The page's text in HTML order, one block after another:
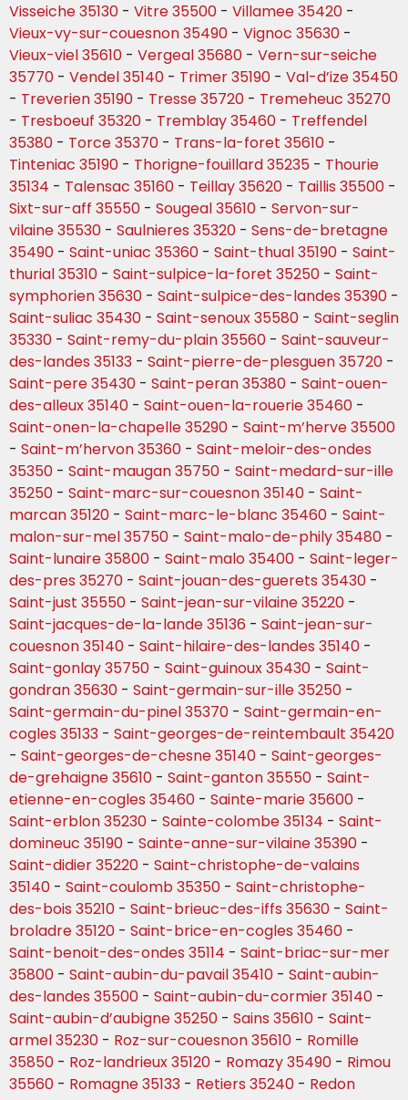
Visseiche 35130 - Vitre 35500 - Villamee 35420 -
Vieux-vy-sur-couesnon 35490 - Vignoc 35630 -
Vieux-viel 35610 - Vergeal 35680 - Vern-sur-seiche
35770 - Vendel 35140 - Trimer 35190 - Val-d’ize 35450
- Treverien 35190 - Tresse 35720 - Tremeheuc 35270
- Tresboeuf 35320 - Tremblay 35460 - Treffendel
35380 - Torce 35370 - Trans-la-foret 35610 -
Tinteniac 35190 - Thorigne-fouillard 35235 - Thourie
35134 - Talensac 35160 - Teillay 35620 - Taillis 35500 -
Sixt-sur-aff 35550 - Sougeal 35610 - Servon-sur-
vilaine 35530 - Saulnieres 35320 - Sens-de-bretagne
35490 - Saint-uniac 35360 - Saint-thual 35190 - Saint-
thurial 35310 - Saint-sulpice-la-foret 35250 - Saint-
symphorien 35630 - Saint-sulpice-des-landes 35390 -
Saint-suliac 35430 - Saint-senoux 35580 - Saint-seglin
35330 - Saint-remy-du-plain 35560 - Saint-sauveur-
des-landes 35133 - Saint-pierre-de-plesguen 35720 -
Saint-pere 35430 - Saint-peran 35380 - Saint-ouen-
des-alleux 35140 - Saint-ouen-la-rouerie 35460 -
Saint-onen-la-chapelle 35290 - Saint-m’herve 35500
- Saint-m’hervon 35360 - Saint-meloir-des-ondes
35350 - Saint-maugan 35750 - Saint-medard-sur-ille
35250 - Saint-marc-sur-couesnon 35140 - Saint-
marcan 35120 - Saint-marc-le-blanc 35460 - Saint-
malon-sur-mel 35750 - Saint-malo-de-phily 35480 -
Saint-lunaire 35800 - Saint-malo 35400 - Saint-leger-
des-pres 35270 - Saint-jouan-des-guerets 35430 -
Saint-just 35550 - Saint-jean-sur-vilaine 35220 -
Saint-jacques-de-la-lande 35136 - Saint-jean-sur-
couesnon 35140 - Saint-hilaire-des-landes 35140 -
Saint-gonlay 35750 - Saint-guinoux 35430 - Saint-
gondran 35630 - Saint-germain-sur-ille 35250 -
Saint-germain-du-pinel 35370 - Saint-germain-en-
cogles 35133 - Saint-georges-de-reintembault 35420
- Saint-georges-de-chesne 35140 - Saint-georges-
de-grehaigne 35610 - Saint-ganton 35550 - Saint-
etienne-en-cogles 35460 - Sainte-marie 35600 -
Saint-erblon 35230 - Sainte-colombe 35134 - Saint-
domineuc 35190 - Sainte-anne-sur-vilaine 35390 -
Saint-didier 35220 - Saint-christophe-de-valains
35140 - Saint-coulomb 35350 - Saint-christophe-
des-bois 35210 - Saint-brieuc-des-iffs 35630 - Saint-
broladre 35120 - Saint-brice-en-cogles 35460 -
Saint-benoit-des-ondes 35114 - Saint-briac-sur-mer
35800 - Saint-aubin-du-pavail 35410 - Saint-aubin-
des-landes 35500 - Saint-aubin-du-cormier 35140 -
Saint-aubin-d’aubigne 35250 - Sains 35610 - Saint-
armel 35230 - Roz-sur-couesnon 35610 - Romille
35850 - Roz-landrieux 35120 - Romazy 35490 - Rimou
35560 - Romagne 35133 - Retiers 35240 - Redon